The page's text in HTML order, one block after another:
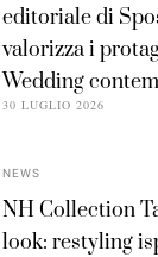
editoriale di
valorizza i
Wedding
30 LUGLIO 2026
NEWS
NH Collection
look: restyling